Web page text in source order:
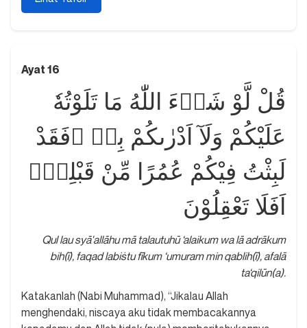
Ayat 16
قُلْ لَّوْ شَاۤءَ اللّٰهُ مَا تَلَوْتُهٗ
عَلَيْكُمْ وَلَآ اَدْرٰىكُمْ بِهٖ ۖفَقَدْ
لَبِثْتُ فِيْكُمْ عُمُرًا مِّنْ قَبْلِهٖۗ
اَفَلَا تَعْقِلُوْنَ
Qul lau syā'allāhu mā talautuhū ‘alaikum wa lā adrākum
bih(ī), faqad labiṡtu fīkum ‘umuram min qablih(ī), afalā
ta‘qilūn(a).
Katakanlah (Nabi Muhammad), “Jikalau Allah
menghendaki, niscaya aku tidak membacakannya